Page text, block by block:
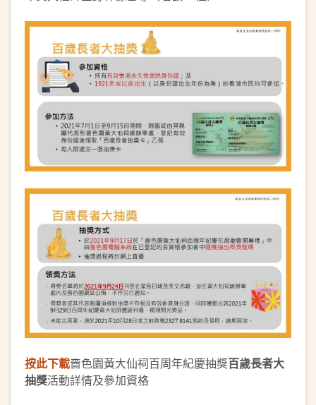
按此下載嗇色園黃大仙祠百周年紀慶抽獎百歲長者大
抽獎活動詳情及參加資格